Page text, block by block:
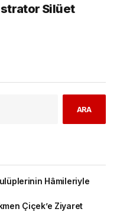
Silüet
ARA
Çiçek’e Ziyaret